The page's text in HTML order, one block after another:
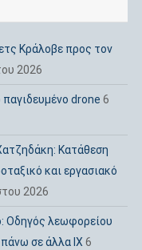
Κράλοβε προς τον
2026
drone 6
Κατάθεση
και εργασιακό
2026
Οδηγός λεωφορείου
σε άλλα ΙΧ6